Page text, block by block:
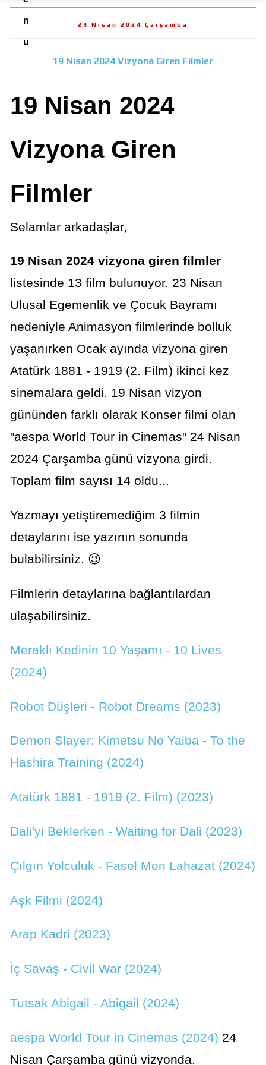
n
ü
24 Nisan 2024 Çarşamba
19 Nisan 2024 Vizyona Giren Filmler
19 Nisan 2024
Vizyona Giren
Filmler
Selamlar arkadaşlar,
19 Nisan 2024 vizyona giren filmler
listesinde 13 film bulunuyor. 23 Nisan
Ulusal Egemenlik ve Çocuk Bayramı
nedeniyle Animasyon filmlerinde bolluk
yaşanırken Ocak ayında vizyona giren
Atatürk 1881 - 1919 (2. Film) ikinci kez
sinemalara geldi. 19 Nisan vizyon
gününden farklı olarak Konser filmi olan
"aespa World Tour in Cinemas" 24 Nisan
2024 Çarşamba günü vizyona girdi.
Toplam film sayısı 14 oldu...
Yazmayı yetiştiremediğim 3 filmin
detaylarını ise yazının sonunda
bulabilirsiniz. 😉
Filmlerin detaylarına bağlantılardan
ulaşabilirsiniz.
Meraklı Kedinin 10 Yaşamı - 10 Lives
(2024)
Robot Düşleri - Robot Dreams (2023)
Demon Slayer: Kimetsu No Yaiba - To the
Hashira Training (2024)
Atatürk 1881 - 1919 (2. Film) (2023)
Dali'yi Beklerken - Waiting for Dali (2023)
Çılgın Yolculuk - Fasel Men Lahazat (2024)
Aşk Filmi (2024)
Arap Kadri (2023)
İç Savaş - Civil War (2024)
Tutsak Abigail - Abigail (2024)
aespa World Tour in Cinemas (2024) 24
Nisan Çarşamba günü vizyonda.